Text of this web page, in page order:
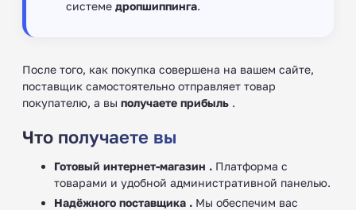
системе дропшиппинга.
После того, как покупка совершена на вашем сайте,
поставщик самостоятельно отправляет товар
покупателю, а вы получаете прибыль .
Что получаете вы
Готовый интернет-магазин . Платформа с
товарами и удобной административной панелью.
Надёжного поставщика . Мы обеспечим вас